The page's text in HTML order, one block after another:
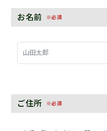
お名前 ※必須
ご住所 ※必須